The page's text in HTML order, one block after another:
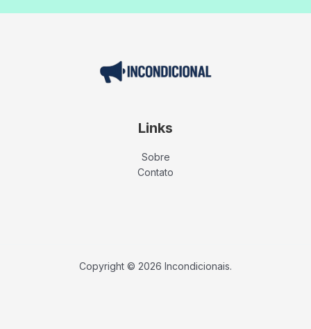
Links
Sobre
Contato
Copyright © 2026 Incondicionais.